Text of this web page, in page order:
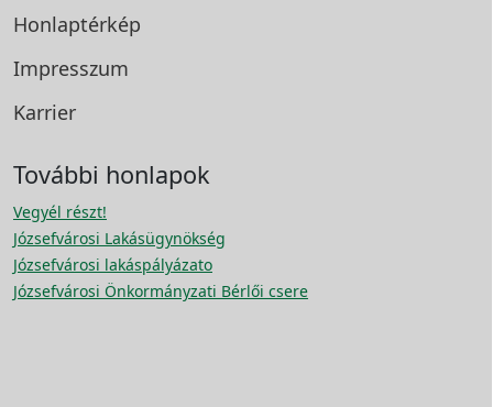
Honlaptérkép
Impresszum
Karrier
További honlapok
Vegyél részt!
Józsefvárosi Lakásügynökség
Józsefvárosi lakáspályázato
Józsefvárosi Önkormányzati Bérlői csere